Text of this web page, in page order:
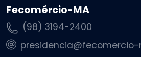
Fecomércio-MA
(98) 3194-2400
presidencia@fecomercio-